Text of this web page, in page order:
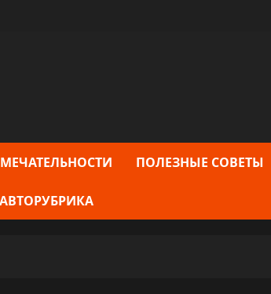
ПОЛЕЗНЫЕ СОВЕТЫ
АВТОРУБРИКА